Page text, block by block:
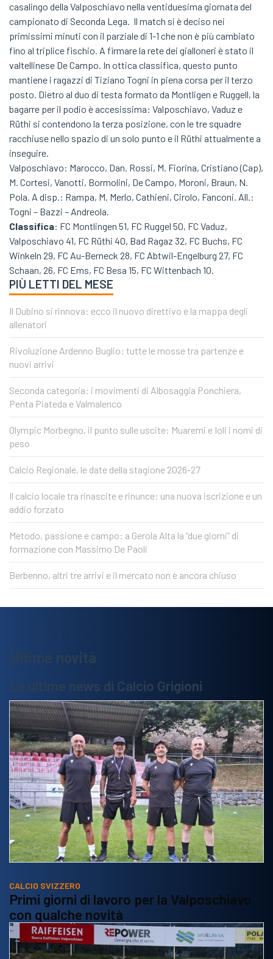
casalingo della Valposchiavo nella ventiduesima giornata del
campionato di Seconda Lega. Il match si è deciso nei
primissimi minuti con il parziale di 1-1 che non è più cambiato
fino al triplice fischio. A firmare la rete dei gialloneri è stato il
valtellinese De Campo. In ottica classifica, questo punto
mantiene i ragazzi di Tiziano Togni in piena corsa per il terzo
posto. Dietro al duo di testa formato da Montligen e Ruggell, la
bagarre per il podio è accesissima: Valposchiavo, Vaduz e
Rüthi si contendono la terza posizione, con le tre squadre
racchiuse nello spazio di un solo punto e il Rüthi attualmente a
inseguire.
Valposchiavo: Marocco, Dan. Rossi, M. Fiorina, Cristiano (Cap),
M. Cortesi, Vanotti, Bormolini, De Campo, Moroni, Braun, N.
Pola. A disp.: Rampa, M. Merlo, Cathieni, Cirolo, Fanconi. All.:
Togni – Bazzi – Andreola.
Classifica: FC Montlingen 51, FC Ruggel 50, FC Vaduz,
Valposchiavo 41, FC Rüthi 40, Bad Ragaz 32, FC Buchs, FC
Winkeln 29, FC Au-Berneck 28, FC Abtwil-Engelburg 27, FC
Schaan, 26, FC Ems, FC Besa 15, FC Wittenbach 10.
PIÙ LETTI DEL MESE
Il Dubino si rinnova: ecco il nuovo direttivo e la mappa degli
allenatori
Rivoluzione Ardenno Buglio: tutte le mosse tra partenze e
nuovi arrivi
Seconda categoria: i movimenti di Albosaggia Ponchiera,
Penta Piateda e Valmalenco
Olympic Morbegno, il punto sulle uscite: Muaremi e Ioli i nomi di
peso
Calcio Regionale, le date della stagione 2026-27
Il calcio locale tra rinascite e rinunce: una nuova iscrizione e un
addio forzato
Metodo, passione e campo: a Gerola Alta la “due giorni” di
formazione con Massimo De Paoli
Berbenno, altri tre arrivi e il mercato non è ancora chiuso
Ultime novità
Le ultime news di Calcio Grigioni
CALCIO SVIZZERO
Primi giorni di lavoro per la Valposchiavo
con qualche novità